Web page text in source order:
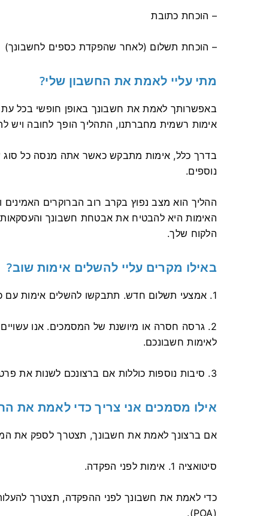
– הוכחת כתובת
– הוכחת תשלום (לאחר שהפקדת כספים לחשבונך)
מתי עליי לאמת את החשבון שלי?
באפשרותך לאמת את חשבונך באופן חופשי בכל
אימות רשמית מחברתנו, התהליך הופך לחובה ויש להשלים
בדרך כלל, אימות מתבקש כאשר אתה מנסה כל סוג
נוספים.
ההליך הוא מצב נפוץ בקרב רוב הברוקרים האמינים
האימות היא להבטיח את אבטחת חשבונך
הלקוח שלך.
באילו מקרים עליי להשלים אימות שוב?
1. אמצעי תשלום חדש. תתבקשו להשלים אימות עם כל אמצעי תשלום חדש בו נעשה שימוש.
2. גרסה חסרה או מיושנת של המסמכים. אנו
לאימות חשבונכם.
3. סיבות נוספות כוללות אם ברצונכם לשנות את פרטי הקשר שלכם.
אילו מסמכים אני צריך כדי לאמת את
אם ברצונך לאמת את חשבונך, תצטרך לספק את
סיטואציה 1. אימות לפני הפקדה.
(POA).